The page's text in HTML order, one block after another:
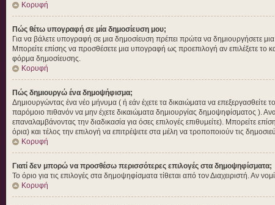
Κορυφή
Πώς θέτω υπογραφή σε μία δημοσίευση μου;
Για να βάλετε υπογραφή σε μια δημοσίευση πρέπει πρώτα να δημιουργήσετε
Μπορείτε επίσης να προσθέσετε μια υπογραφή ως προεπιλογή αν επιλέξετε
φόρμα δημοσίευσης.
Κορυφή
Πώς δημιουργώ ένα δημοψήφισμα;
Δημιουργώντας ένα νέο μήνυμα ( ή εάν έχετε τα δικαιώματα να
παρόμοιο πιθανόν να μην έχετε δικαιώματα δημιουργίας δημοψηφίσματος ).
επαναλαμβάνοντας την διαδικασία για όσες επιλογές επιθυμείτε). Μπορείτε
όρια) και τέλος την επιλογή να επιτρέψετε στα μέλη να τροποποιούν τις
Κορυφή
Γιατί δεν μπορώ να προσθέσω περισσότερες επιλογές στα δημοψηφίσματα;
Το όριο για τις επιλογές στα δημοψηφίσματα τίθεται από τον Διαχειριστή. Αν
Κορυφή